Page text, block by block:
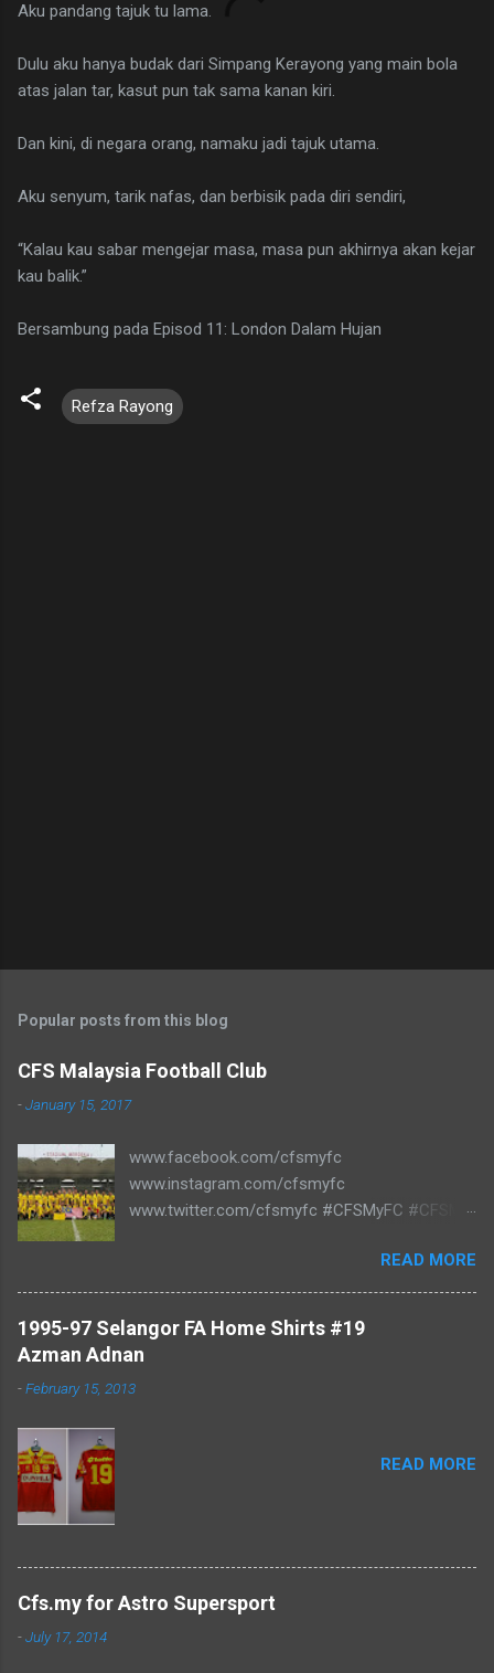
Aku pandang tajuk tu lama.
Dulu aku hanya budak dari Simpang Kerayong yang main bola
atas jalan tar, kasut pun tak sama kanan kiri.
Dan kini, di negara orang, namaku jadi tajuk utama.
Aku senyum, tarik nafas, dan berbisik pada diri sendiri,
“Kalau kau sabar mengejar masa, masa pun akhirnya akan kejar
kau balik.”
Bersambung pada Episod 11: London Dalam Hujan
Refza Rayong
Popular posts from this blog
CFS Malaysia Football Club
-January 15, 2017
www.facebook.com/cfsmyfc
www.instagram.com/cfsmyfc
www.twitter.com/cfsmyfc #CFSMyFC #CFSMY
READ MORE
1995-97 Selangor FA Home Shirts #19
Azman Adnan
-February 15, 2013
READ MORE
Cfs.my for Astro Supersport
-July 17, 2014